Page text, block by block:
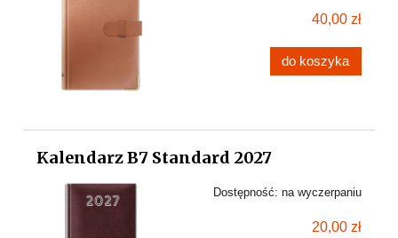
40,00 zł
do koszyka
Kalendarz B7 Standard 2027
Dostępność: na wyczerpaniu
20,00 zł